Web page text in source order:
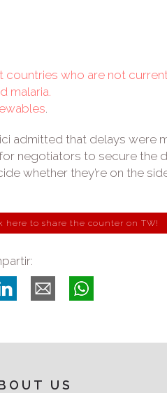
countries who are not
malaria.
.
admitted that delays were
negotiators to secure the
whether they’re on the
here to share the counter on TW!
US